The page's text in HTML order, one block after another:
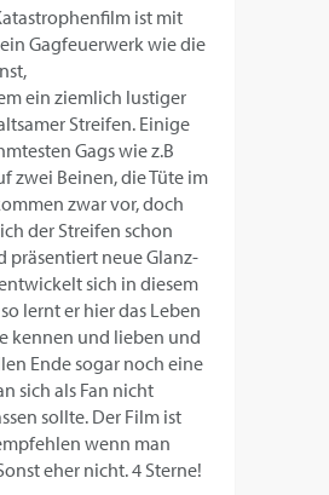
ist mit
Gagfeuerwerk wie die
ein ziemlich lustiger
Streifen. Einige
Gags wie z.B
zwei Beinen, die Tüte im
zwar vor, doch
der Streifen schon
präsentiert neue Glanz-
sich in diesem
lernt er hier das Leben
kennen und lieben und
Ende sogar noch eine
sich als Fan nicht
sollte. Der Film ist
wenn man
eher nicht. 4 Sterne!